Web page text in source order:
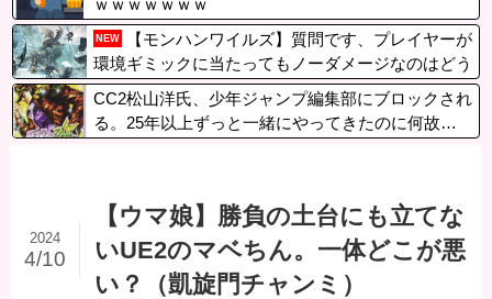
NEW
【モンハンワイルズ】質問です、プレイヤーが
環境ギミックに当たってもノーダメージなのはどう
してですか？
CC2松山洋氏、少年ジャンプ編集部にブロックされ
る。25年以上ずっと一緒にやってきたのに何故…
【ウマ娘】勝負の土台にも立てな
いUE2のマベちん。一体どこが悪
い？（凱旋門チャンミ）
2024
4/10